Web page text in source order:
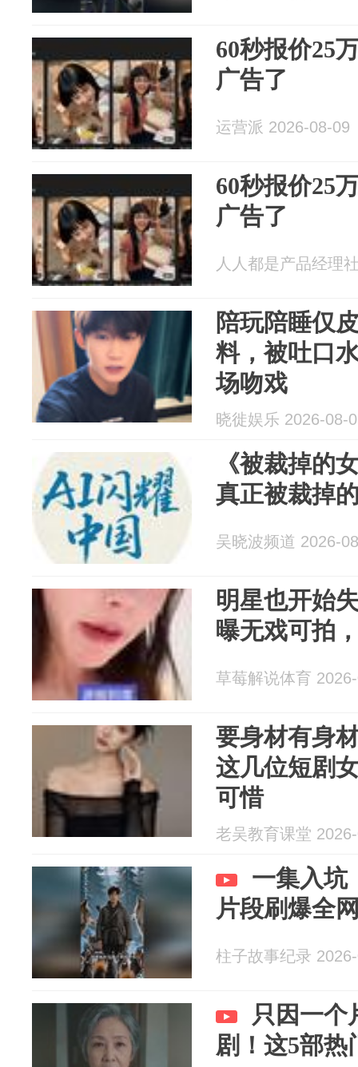
60秒报价25
广告了
运营派 2026-08-09
60秒报价25
广告了
人人都是产品经理
陪玩陪睡仅
料，被吐口
场吻戏
晓徙娱乐 2026-08-
《被裁掉的
真正被裁掉
吴晓波频道 2026-
明星也开始
曝无戏可拍
草莓解说体育
要身材有身
这几位短剧
可惜
老吴教育课堂
一集入坑
片段刷爆全
柱子故事纪录
只因一个
剧！这5部热